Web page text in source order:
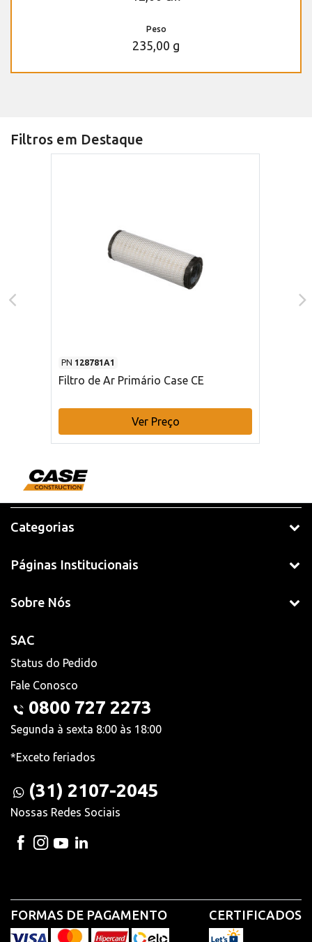
Peso
235,00 g
Filtros em Destaque
PN 128781A1
Filtro de Ar Primário Case CE
Ver Preço
Categorias
Páginas Institucionais
Sobre Nós
SAC
Status do Pedido
Fale Conosco
0800 727 2273
Segunda à sexta 8:00 às 18:00
*Exceto feriados
(31) 2107-2045
Nossas Redes Sociais
FORMAS DE PAGAMENTO CERTIFICADOS